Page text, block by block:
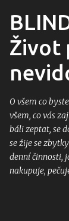
Život
O všem co
všem, co vás
báli zeptat, se
se žije se
denní činnosti,
nakupuje,